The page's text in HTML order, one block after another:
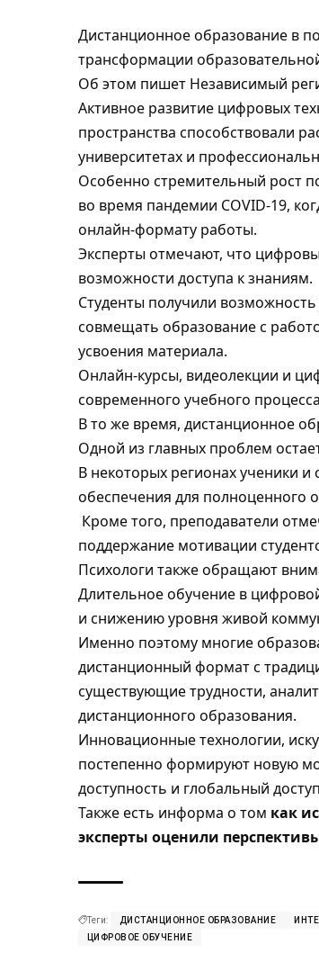
Дистанционное образование в
трансформации
Об этом пишет Независимый
Активное развитие цифровых
пространства способствовали
университетах и
Особенно стремительный рост
во время пандемии COVID-19,
онлайн-формату работы.
Эксперты отмечают, что
возможности доступа к знаниям.
Студенты получили
совмещать образование с
усвоения материала.
Онлайн-курсы, видеолекции и
современного учебного
В то же время, дистанционное
Одной из главных проблем
В некоторых регионах ученики и
обеспечения для полноценного
Кроме того, преподаватели
поддержание мотивации
Психологи также обращают
Длительное обучение в
и снижению уровня живой
Именно поэтому многие
дистанционный формат с
существующие трудности,
дистанционного образования.
Инновационные технологии,
постепенно формируют новую
доступность и глобальный
Также есть информа о том как
эксперты оценили
Теги: ДИСТАНЦИОННОЕ ОБРАЗОВАНИЕ
ЦИФРОВОЕ ОБУЧЕНИЕ